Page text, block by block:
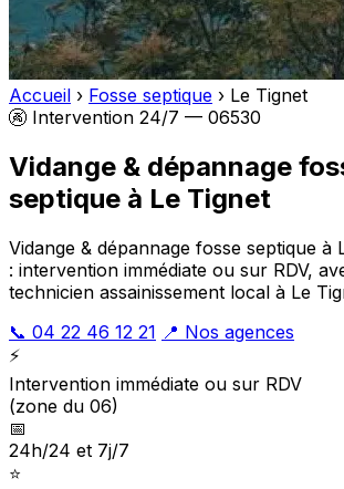
Accueil › Fosse septique › Le Tignet
🚱 Intervention 24/7 — 06530
Vidange & dépannage
septique à Le Tignet
Vidange & dépannage fosse septique à
: intervention immédiate ou sur RDV,
technicien assainissement local à Le
📞 04 22 46 12 21 📍 Nos agences
⚡
Intervention immédiate ou sur RDV
(zone du 06)
📅
24h/24 et 7j/7
⭐